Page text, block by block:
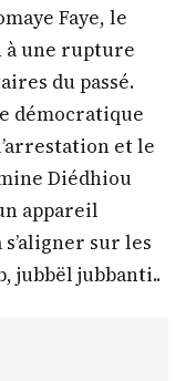
Faye, le
à une rupture
du passé.
démocratique
et le
Diédhiou
appareil
sur les
jubbël jubbanti..